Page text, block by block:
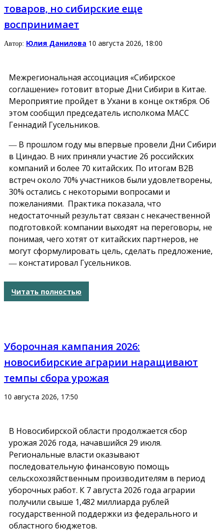
товаров, но сибирские еще
воспринимает
Автор: Юлия Данилова 10 августа 2026, 18:00
Межрегиональная ассоциация «Сибирское
соглашение» готовит вторые Дни Сибири в Китае.
Мероприятие пройдет в Ухани в конце октября. Об
этом сообщил председатель исполкома МАСС
Геннадий Гусельников.
― В прошлом году мы впервые провели Дни Сибири
в Циндао. В них приняли участие 26 российских
компаний и более 70 китайских. По итогам B2B
встреч около 70% участников были удовлетворены,
30% остались с некоторыми вопросами и
пожеланиями. Практика показала, что
недостаточный результат связан с некачественной
подготовкой: компании выходят на переговоры, не
понимая, чего хотят от китайских партнеров, не
могут сформулировать цель, сделать предложение,
― констатировал Гусельников.
Читать полностью
Уборочная кампания 2026:
новосибирские аграрии наращивают
темпы сбора урожая
10 августа 2026, 17:50
В Новосибирской области продолжается сбор
урожая 2026 года, начавшийся 29 июля.
Региональные власти оказывают
последовательную финансовую помощь
сельскохозяйственным производителям в период
уборочных работ. К 7 августа 2026 года аграрии
получили свыше 1,482 миллиарда рублей
государственной поддержки из федерального и
областного бюджетов.